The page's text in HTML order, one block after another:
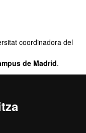
coordinadora del
de Madrid.